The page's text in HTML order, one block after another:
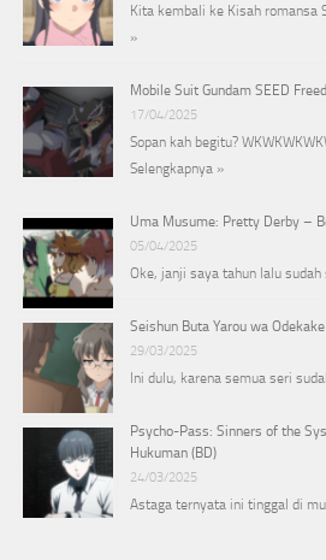
Kita kembali ke Kisah romansa
»
Mobile Suit Gundam SEED
17/04/2025
Sopan kah begitu?
Selengkapnya »
Uma Musume: Pretty Derby –
05/04/2025
Oke, janji saya tahun lalu
Seishun Buta Yarou wa
29/03/2025
Ini dulu, karena semua seri
Psycho-Pass: Sinners of the
Hukuman (BD)
24/03/2025
Astaga ternyata ini tinggal di